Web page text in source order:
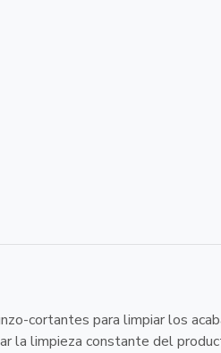
cortantes para limpiar los
la limpieza constante del